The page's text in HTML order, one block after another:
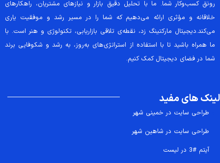
رونق کسب‌وکار شما. ما با تحلیل دقیق بازار و نیازهای مشتریان، راهکارهای
خلاقانه و مؤثری ارائه می‌دهیم که شما را در مسیر رشد و موفقیت یاری
می‌کند.دیجیتال مارکتینگ زد، نقطه‌ی تلاقی بازاریابی، تکنولوژی و هنر است. با
ما همراه باشید تا با استفاده از استراتژی‌های به‌روز، به رشد و شکوفایی برند
شما در فضای دیجیتال کمک کنیم.
لینک های مفید
طراحی سایت در خمینی شهر
طراحی سایت در شاهین شهر
آیتم #3 در لیست